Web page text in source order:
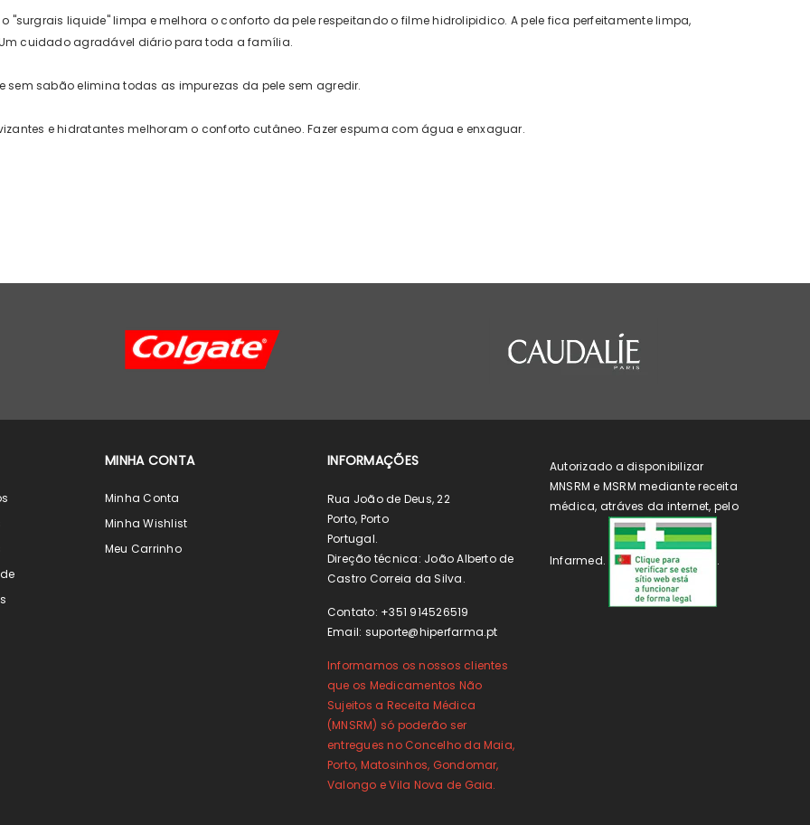
"surgrais liquide" limpa e melhora o conforto da pele respeitando o filme hidrolipidico. A pele fica perfeitamente limpa,
cuidado agradável diário para toda a família.
sem sabão elimina todas as impurezas da pele sem agredir.
e hidratantes melhoram o conforto cutâneo. Fazer espuma com água e enxaguar.
MINHA CONTA
Minha Conta
Minha Wishlist
Meu Carrinho
INFORMAÇÕES
Rua João de Deus, 22
Porto, Porto
Portugal.
Direção técnica: João Alberto de
Castro Correia da Silva.
Contato: +351 914526519
Email: suporte@hiperfarma.pt
Informamos os nossos clientes
que os Medicamentos Não
Sujeitos a Receita Médica
(MNSRM) só poderão ser
entregues no Concelho da Maia,
Porto, Matosinhos, Gondomar,
Valongo e Vila Nova de Gaia.
Autorizado a disponibilizar
MNSRM e MSRM mediante receita
médica, atráves da internet, pelo
Infarmed. .